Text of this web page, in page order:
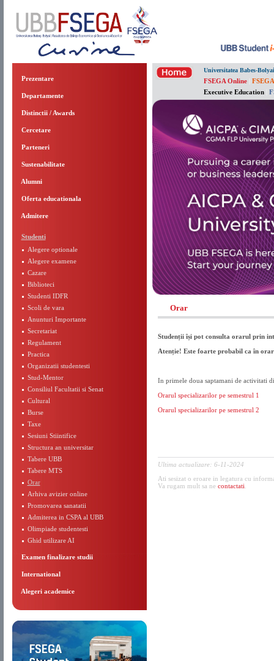
Prezentare
Departamente
Distinctii / Awards
Cercetare
Parteneri
Sustenabilitate
Alumni
Oferta educationala
Admitere
Studenti
Alegere optionale
Alegere examene
Cazare
Biblioteci
Studenti IDFR
Scoli de vara
Anunturi Importante
Secretariat
Regulament
Practica
Organizatii studentesti
Stud-Mentor
Consiliul Facultatii si Senat
Cultural
Burse
Taxe
Sesiuni Stiintifice
Structura an universitar
Tabere UBB
Tabere MTS
Orar
Arhiva avizier online
Promovarea sanatatii
Admiterea in CSPA al UBB
Olimpiade studentesti
Ghid utilizare AI
Examen finalizare studii
International
Alegeri academice
Universitatea Babes-Bolyai
FSEGA Online
Executive Education
Orar
Studenții își pot consulta orarul prin
Atenție! Este foarte probabil ca în
In primele doua saptamani de activitati
Orarul specializarilor pe semestrul 1
Orarul specializarilor pe semestrul 2
Ultima actualizare: 6-11-2024
Ati sesizat o eroare in legatura cu
Va rugam mult sa ne contactati